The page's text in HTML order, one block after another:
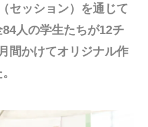
セッション）を通じて
人の学生たちが12チ
間かけてオリジナル作